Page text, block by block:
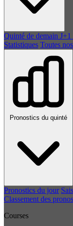
Quinté de demain J+1
Statistiques Toutes
Pronostics du quinté
Pronostics du jour
Classement des
Courses